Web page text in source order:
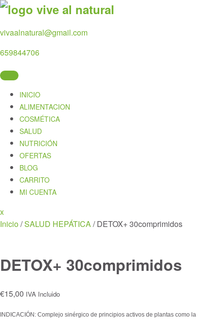
Skip
content
vivaalnatural@gmail.com
659844706
INICIO
ALIMENTACION
COSMÉTICA
SALUD
NUTRICIÓN
OFERTAS
BLOG
CARRITO
MI CUENTA
xClose
Menu
Inicio/SALUD HEPÁTICA / DETOX+ 30comprimidos
DETOX+ 30comprimidos
€15,00 IVA Incluido
INDICACIÓN: Complejo sinérgico de principios activos de plantas como la